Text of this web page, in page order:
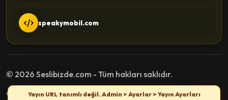
speakymobil.com
© 2026 Seslibizde.com - Tüm hakları saklıdır.
Gizlilik PolitikasıKullanım Şartlarıİletişim
Yayın URL tanımlı değil. Admin > Ayarlar > Yayın Ayarları